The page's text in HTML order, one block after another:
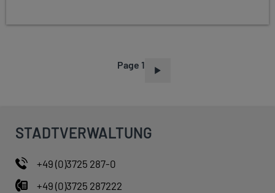
Page 1
STADTVERWALTUNG
+49 (0)3725 287-0
+49 (0)3725 287222